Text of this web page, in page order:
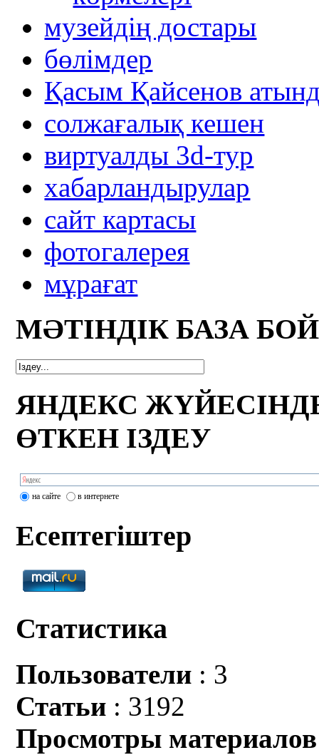
музейдің достары
бөлімдер
Қасым Қайсенов
солжағалық кешен
виртуалды 3d-тур
xабарландырулар
сайт картасы
фотогалерея
мұрағат
МӘТІНДІК БАЗА
ЯНДЕКС
ӨТКЕН ІЗДЕУ
на сайте в интернете
Есептегіштер
Статистика
Пользователи : 3
Статьи : 3192
Просмотры материалов